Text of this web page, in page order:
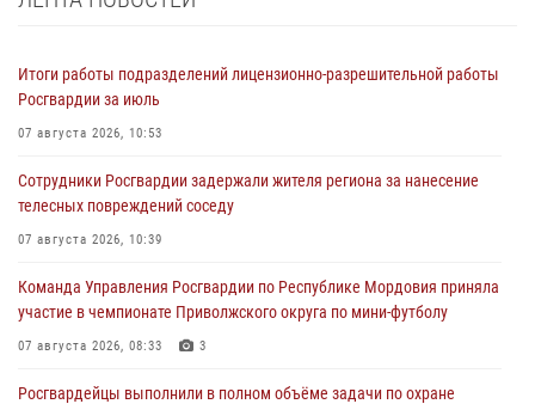
Итоги работы подразделений лицензионно-разрешительной работы
Росгвардии за июль
07 августа 2026, 10:53
Сотрудники Росгвардии задержали жителя региона за нанесение
телесных повреждений соседу
07 августа 2026, 10:39
Команда Управления Росгвардии по Республике Мордовия приняла
участие в чемпионате Приволжского округа по мини-футболу
07 августа 2026, 08:33 3
Росгвардейцы выполнили в полном объёме задачи по охране